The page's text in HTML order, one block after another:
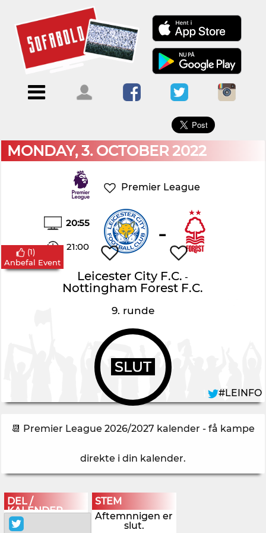
Menu
ForsideKalendere
Blogs
Om
Sofabold
Kontakt
bruger
ind
×
MONDAY, 3. OCTOBER 2022
Premier League
20:55
21:00 -
Leicester City F.C. -
Nottingham Forest F.C.
9. runde
SLUT
(1)
Anbefal Event
#LEINFO
📆 Premier League 2026/2027 kalender - få kampe
direkte i din kalender.
DEL /
KALENDER
STEM
Aftemnnigen er
slut.